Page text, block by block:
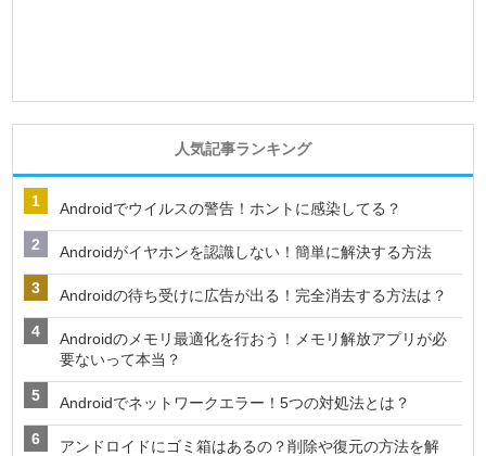
人気記事ランキング
Androidでウイルスの警告！ホントに感染してる？
Androidがイヤホンを認識しない！簡単に解決する方法
Androidの待ち受けに広告が出る！完全消去する方法は？
Androidのメモリ最適化を行おう！メモリ解放アプリが必
要ないって本当？
Androidでネットワークエラー！5つの対処法とは？
アンドロイドにゴミ箱はあるの？削除や復元の方法を解